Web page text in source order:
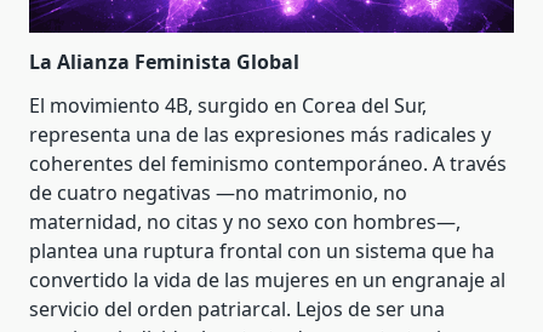
La Alianza Feminista Global
El movimiento 4B, surgido en Corea del Sur,
representa una de las expresiones más radicales y
coherentes del feminismo contemporáneo. A través
de cuatro negativas —no matrimonio, no
maternidad, no citas y no sexo con hombres—,
plantea una ruptura frontal con un sistema que ha
convertido la vida de las mujeres en un engranaje al
servicio del orden patriarcal. Lejos de ser una